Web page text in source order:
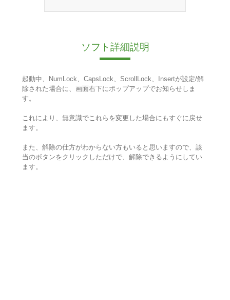
ソフト詳細説明
起動中、NumLock、CapsLock、ScrollLock、Insertが設定/解
除された場合に、画面右下にポップアップでお知らせしま
す。
これにより、無意識でこれらを変更した場合にもすぐに戻せ
ます。
また、解除の仕方がわからない方もいると思いますので、該
当のボタンをクリックしただけで、解除できるようにしてい
ます。